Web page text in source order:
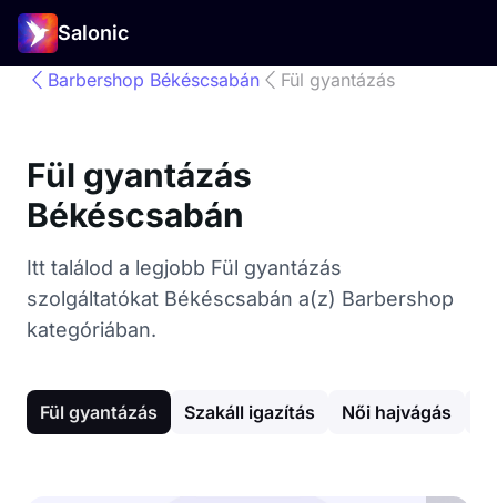
Salonic
Barbershop Békéscsabán Fül gyantázás
Fül gyantázás
Békéscsabán
Itt találod a legjobb Fül gyantázás
szolgáltatókat Békéscsabán a(z) Barbershop
kategóriában.
Fül gyantázás Szakáll igazítás Női hajvágás